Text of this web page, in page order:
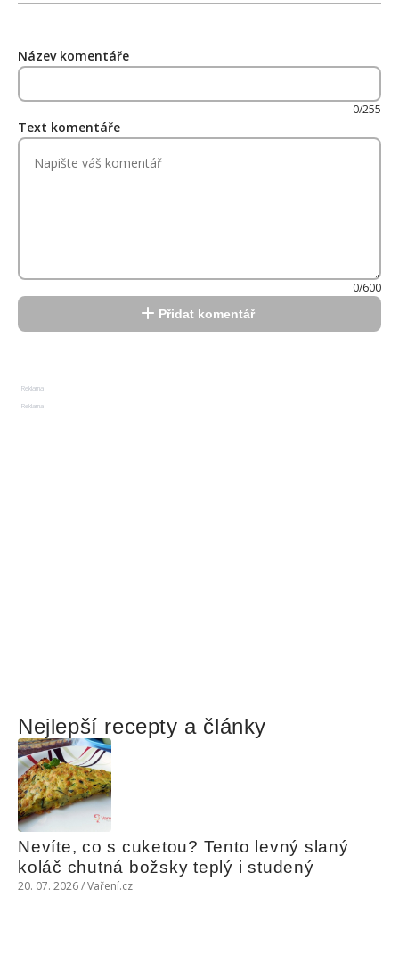
Název komentáře
0/255
Text komentáře
0/600
Přidat komentář
Reklama
Reklama
Nejlepší recepty a články
Nevíte, co s cuketou? Tento levný slaný
koláč chutná božsky teplý i studený
20. 07. 2026 / Vaření.cz